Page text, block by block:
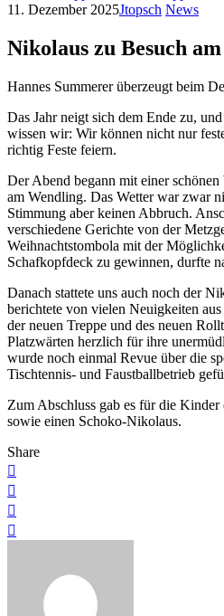
11. Dezember 2025Jtopsch News
Nikolaus zu Besuch
Hannes Summerer überzeugt beim
Das Jahr neigt sich dem Ende zu,
wissen wir: Wir können nicht nur
richtig Feste feiern.
Der Abend begann mit einer schönen
am Wendling. Das Wetter war zwar
Stimmung aber keinen Abbruch.
verschiedene Gerichte von der
Weihnachtstombola mit der
Schafkopfdeck zu gewinnen, durfte
Danach stattete uns auch noch der
berichtete von vielen Neuigkeiten
der neuen Treppe und des neuen
Platzwärten herzlich für ihre
wurde noch einmal Revue über die
Tischtennis- und Faustballbetrieb
Zum Abschluss gab es für die
sowie einen Schoko-Nikolaus.
Share